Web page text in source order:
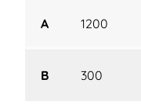
A 1200
B 300